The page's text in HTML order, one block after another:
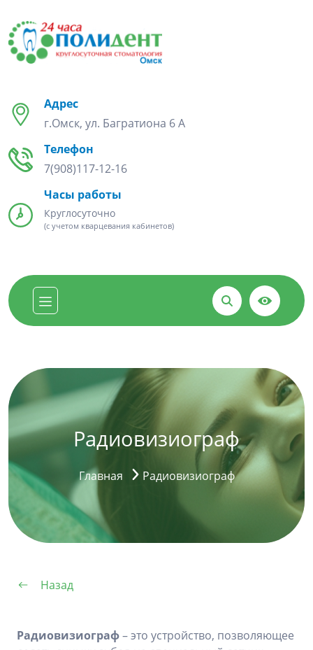
Адрес
г.Омск, ул. Багратиона 6 А
Телефон
7(908)117-12-16
Часы работы
Круглосуточно
(с учетом кварцевания кабинетов)
Радиовизиограф
Главная Радиовизиограф
Назад
Радиовизиограф– это устройство, позволяющее